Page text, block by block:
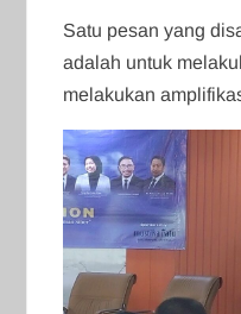
Satu pesan yang
adalah untuk
melakukan